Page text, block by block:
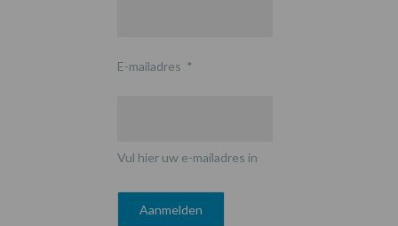
E-mailadres *
Vul hier uw e-mailadres in